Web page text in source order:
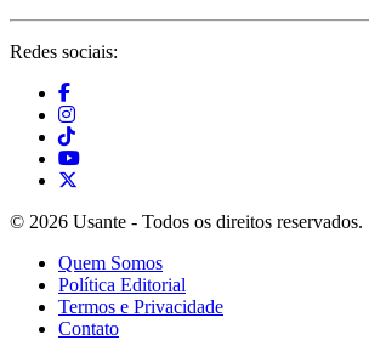
Redes sociais:
© 2026 Usante - Todos os direitos reservados.
Quem Somos
Política Editorial
Termos e Privacidade
Contato